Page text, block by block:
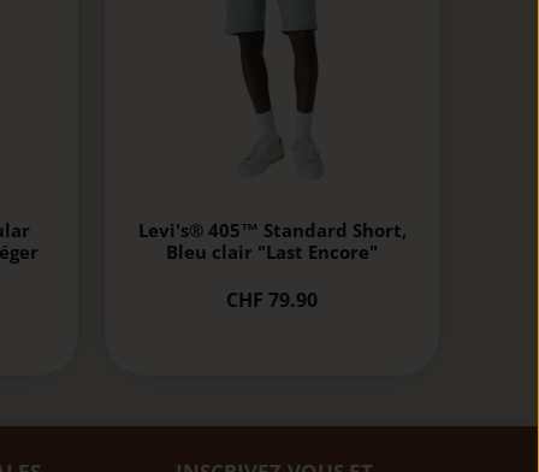
Levi's® 405™ Standard Short,
Bleu clair "Last Encore"
CHF 79.90